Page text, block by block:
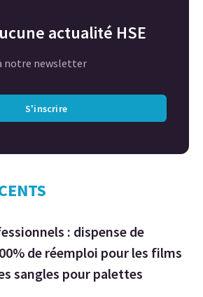
actualité HSE
notre newsletter
S'inscrire
: dispense de
de réemploi pour les films
sangles pour palettes